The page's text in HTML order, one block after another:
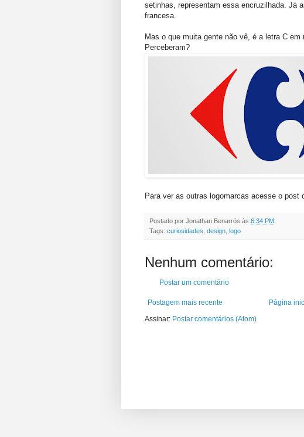
setinhas, representam essa encruzilhada. Já
francesa.
Mas o que muita gente não vê, é a letra C
Perceberam?
Para ver as outras logomarcas acesse o post
Postado por Jonathan Benarrós às 6:34 PM
Tags: curiosidades design logo
Nenhum comentário:
Postar um comentário
Postagem mais recente
Página
Assinar: Postar comentários (Atom)